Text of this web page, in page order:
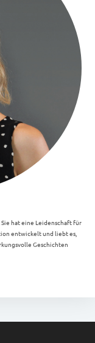
hat eine Leidenschaft für
entwickelt und liebt es,
Geschichten